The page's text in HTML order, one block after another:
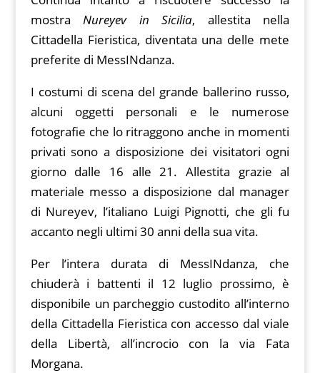
mostraNureyev in Sicilia, allestita nella
Cittadella Fieristica, diventata una delle mete
preferite di MessINdanza.
I costumi di scena del grande ballerino russo,
alcuni oggetti personali e le numerose
fotografie che lo ritraggono anche in momenti
privati sono a disposizione dei visitatori ogni
giorno dalle 16 alle 21. Allestita grazie al
materiale messo a disposizione dal manager
di Nureyev, l’italiano Luigi Pignotti, che gli fu
accanto negli ultimi 30 anni della sua vita.
Per l’intera durata di MessINdanza, che
chiuderà i battenti il 12 luglio prossimo, è
disponibile un parcheggio custodito all’interno
della Cittadella Fieristica con accesso dal viale
della Libertà, all’incrocio con la via Fata
Morgana.